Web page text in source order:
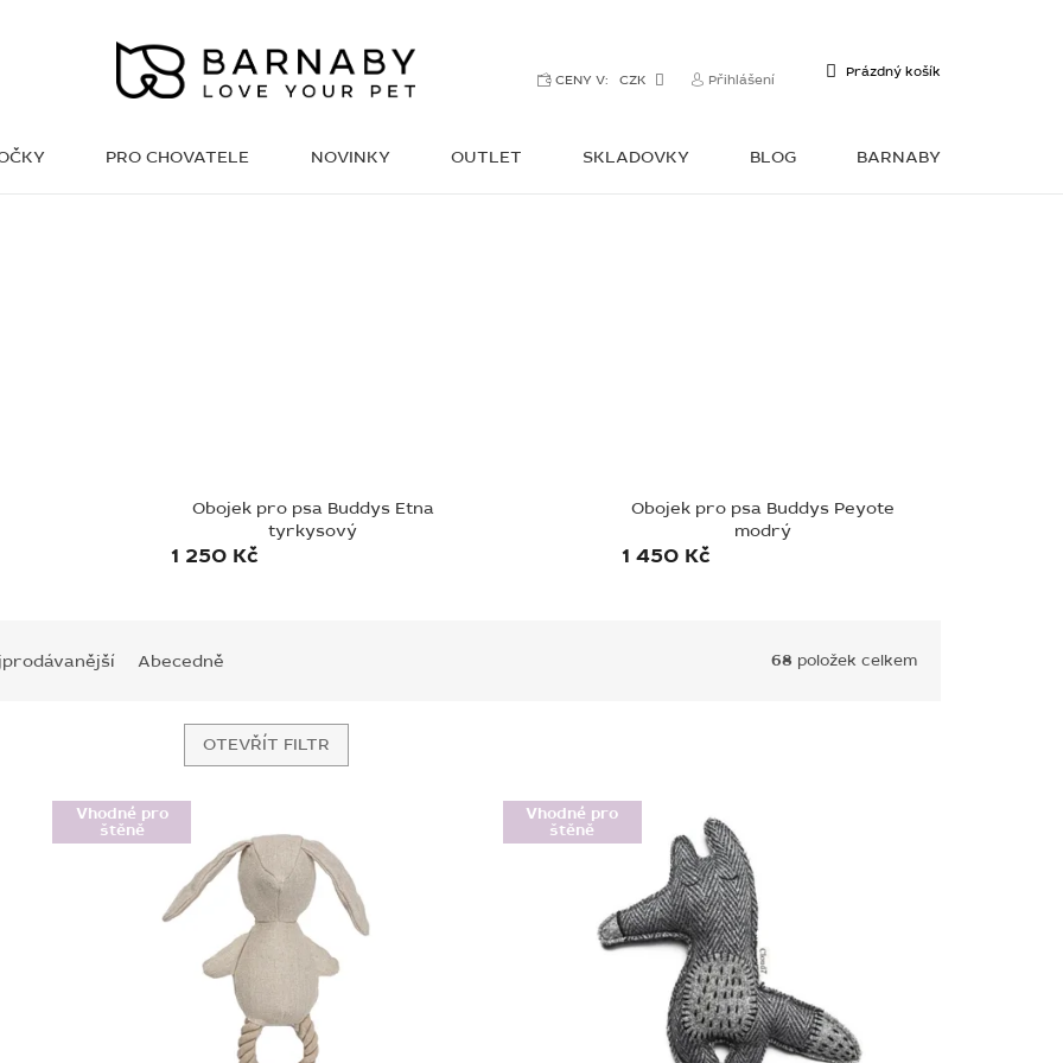
CENY V: CZK Přihlášení
NÁKUPNÍ
Prázdný košík
PRO CHOVATELE NOVINKY OUTLET SKLADOVKY BLOG BARNABY
Obojek pro psa Buddys Etna
tyrkysový
1 250 Kč
Obojek pro psa Buddys Peyote
modrý
1 450 Kč
Abecedně 68 položek celkem
OTEVŘÍT FILTR
Vhodné pro
štěně
Vhodné pro
štěně